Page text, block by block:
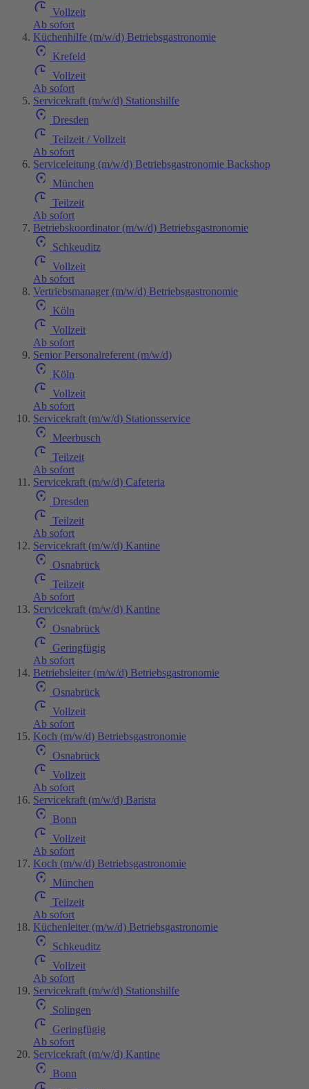
Vollzeit
Ab sofort
Küchenhilfe (m/w/d) Betriebsgastronomie
Krefeld
Vollzeit
Ab sofort
Servicekraft (m/w/d) Stationshilfe
Dresden
Teilzeit / Vollzeit
Ab sofort
Serviceleitung (m/w/d) Betriebsgastronomie Backshop
München
Teilzeit
Ab sofort
Betriebskoordinator (m/w/d) Betriebsgastronomie
Schkeuditz
Vollzeit
Ab sofort
Vertriebsmanager (m/w/d) Betriebsgastronomie
Köln
Vollzeit
Ab sofort
Senior Personalreferent (m/w/d)
Köln
Vollzeit
Ab sofort
Servicekraft (m/w/d) Stationsservice
Meerbusch
Teilzeit
Ab sofort
Servicekraft (m/w/d) Cafeteria
Dresden
Teilzeit
Ab sofort
Servicekraft (m/w/d) Kantine
Osnabrück
Teilzeit
Ab sofort
Servicekraft (m/w/d) Kantine
Osnabrück
Geringfügig
Ab sofort
Betriebsleiter (m/w/d) Betriebsgastronomie
Osnabrück
Vollzeit
Ab sofort
Koch (m/w/d) Betriebsgastronomie
Osnabrück
Vollzeit
Ab sofort
Servicekraft (m/w/d) Barista
Bonn
Vollzeit
Ab sofort
Koch (m/w/d) Betriebsgastronomie
München
Teilzeit
Ab sofort
Küchenleiter (m/w/d) Betriebsgastronomie
Schkeuditz
Vollzeit
Ab sofort
Servicekraft (m/w/d) Stationshilfe
Solingen
Geringfügig
Ab sofort
Servicekraft (m/w/d) Kantine
Bonn